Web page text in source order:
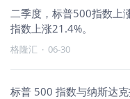
二季度，标普500指数上
指数上涨21.4%。
格隆汇 · 06-30
标普 500 指数与纳斯达